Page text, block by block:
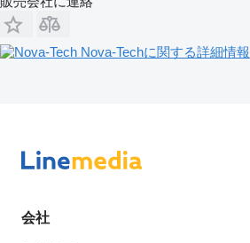
Nova-Techに関する詳細情報
会社